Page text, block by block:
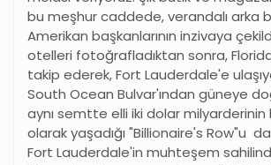
bu meşhur caddede, verandalı arka
Amerikan başkanlarının inzivaya
otelleri fotoğrafladıktan sonra, Florida
takip ederek, Fort Lauderdale'e
South Ocean Bulvar'ından güneye
aynı semtte elli iki dolar milyarderinin
olarak yaşadığı "Billionaire's Row"u
Fort Lauderdale'in muhteşem